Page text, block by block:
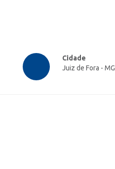
Cidade
Juiz de Fora - MG